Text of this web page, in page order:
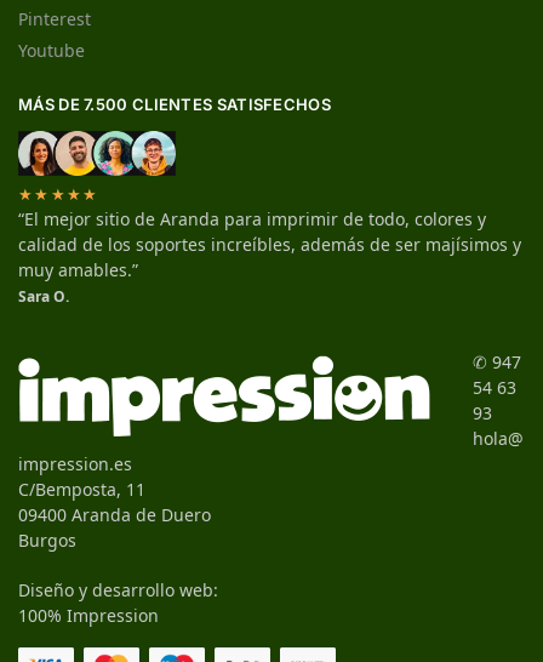
Pinterest
Youtube
MÁS DE 7.500 CLIENTES SATISFECHOS
★★★★★
“El mejor sitio de Aranda para imprimir de todo, colores y
calidad de los soportes increíbles, además de ser majísimos y
muy amables.”
Sara O.
✆ 947
54 63
93
hola@
impression.es
C/Bemposta, 11
09400 Aranda de Duero
Burgos
Diseño y desarrollo web:
100% Impression